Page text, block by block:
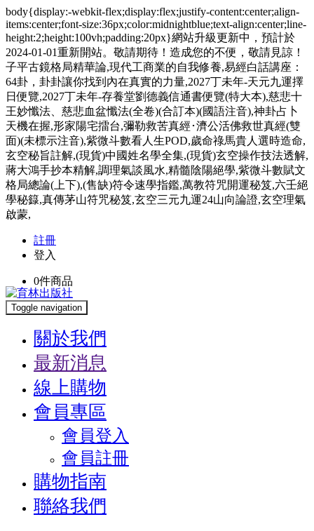
body{display:-webkit-flex;display:flex;justify-content:center;align-
items:center;font-size:36px;color:midnightblue;text-align:center;line-
height:2;height:100vh;padding:20px}網站升級更新中，預計於
2024-01-01重新開站。敬請期待！造成您的不便，敬請見諒！
子平古鏡格局精華論,現代工商業的自我修養,易經白話講座：
64卦，卦卦讓你找到內在真實的力量,2027丁未年-天元九運擇
日便覽,2027丁未年-存養堂劉德義信通書便覽(特大本),慈悲十
王妙懺法、慈悲血盆懺法(全卷)(合訂本)(國語注音),神卦占卜
天機在握,形家陽宅擂台,彌勒救苦真經･濟公活佛救世真經(雙
面)(未標示注音),紫微斗數看人生POD,歲命祿馬貴人選時造命,
玄空秘旨註解,(現貨)中國姓名學全集,(現貨)玄空操作技法透解,
蔣大鴻手抄本精解,調理氣談風水,精髓陰陽絕學,紫微斗數賦文
格局總論(上下),(售缺)符令速學指鑑,萬教符咒開運秘笈,六壬絕
學秘籙,真傳茅山符咒秘笈,玄空三元九運24山向論證,玄空理氣
啟蒙,
註冊
登入
0件商品
Toggle navigation
關於我們
最新消息
線上購物
會員專區
會員登入
會員註冊
購物指南
聯絡我們